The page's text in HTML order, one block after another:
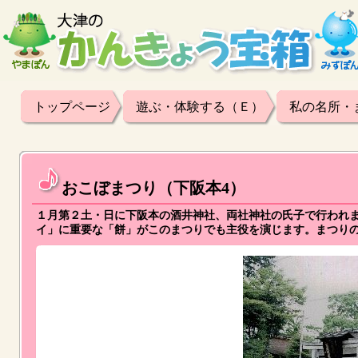
トップページ 遊ぶ・体験する（Ｅ） 私の名所・
おこぼまつり（下阪本4）
１月第２土・日に下阪本の酒井神社、両社神社の氏子で行わ
イ」に重要な「餅」がこのまつりでも主役を演じます。まつ